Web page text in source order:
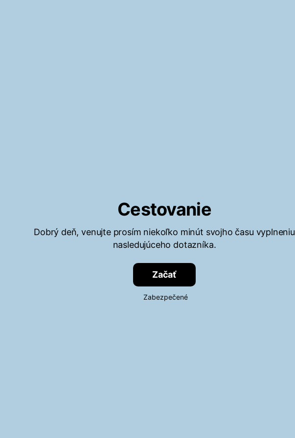
Cestovanie
Dobrý deň, venujte prosím niekoľko minút svojho času vyplneniu
nasledujúceho dotazníka.
Začať
Zabezpečené